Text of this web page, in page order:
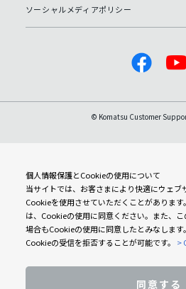
個人情報保護とCookieの使用について
当サイトでは、お客さまにより快適にウェブ
Cookieを使用させていただくことがありま
は、Cookieの使用に同意ください。また、
場合もCookieの使用に同意したとみなします
Cookieの受信を拒否することが可能です。 >
同意する
© Komatsu Customer
ソーシャルメディアポリシー